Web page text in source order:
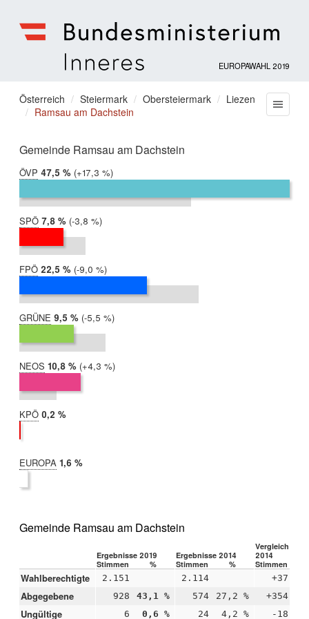
für
Inneres
EUROPAWAHL 2019
Sie
befinden
hier:
Österreich Steiermark Obersteiermark
Liezen
Ramsau am Dachstein
Gemeinde Ramsau am Dachstein
ÖVP 2019:
47,5 %
2014:
30,2 %
Differenz:
+17,3 %
SPÖ 2019:
7,8 %
2014:
11,6 %
Differenz:
-3,8 %
FPÖ 2019:
22,5 %
2014:
31,5 %
Differenz:
-9,0 %
GRÜNE 2019:
9,5 %
2014:
15,1 %
Differenz:
-5,5 %
NEOS 2019:
10,8 %
2014:
6,5 %
Differenz:
+4,3 %
KPÖ 2019:
0,2 %
EUROPA 2019:
1,6 %
Gemeinde Ramsau am Dachstein
Ergebnisse 2019 Ergebnisse 2014
Vergleich
2014
Stimmen
% Stimmen % Stimmen
Wahlberechtigte 2.151 2.114 +37
Abgegebene 928 43,1 % 574 27,2 % +354
Ungültige 6 0,6 % 24 4,2 % -18